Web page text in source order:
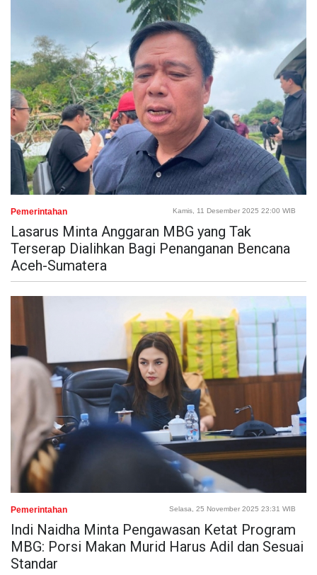
Pemerintahan Kamis, 11 Desember 2025 22:00 WIB
Lasarus Minta Anggaran MBG yang Tak
Terserap Dialihkan Bagi Penanganan Bencana
Aceh-Sumatera
Pemerintahan Selasa, 25 November 2025 23:31 WIB
Indi Naidha Minta Pengawasan Ketat Program
MBG: Porsi Makan Murid Harus Adil dan Sesuai
Standar